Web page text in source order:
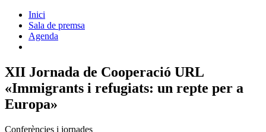
Inici
Sala de premsa
Agenda
XII Jornada de Cooperació URL
«Immigrants i refugiats: un repte per a
Europa»
Conferències i jornades